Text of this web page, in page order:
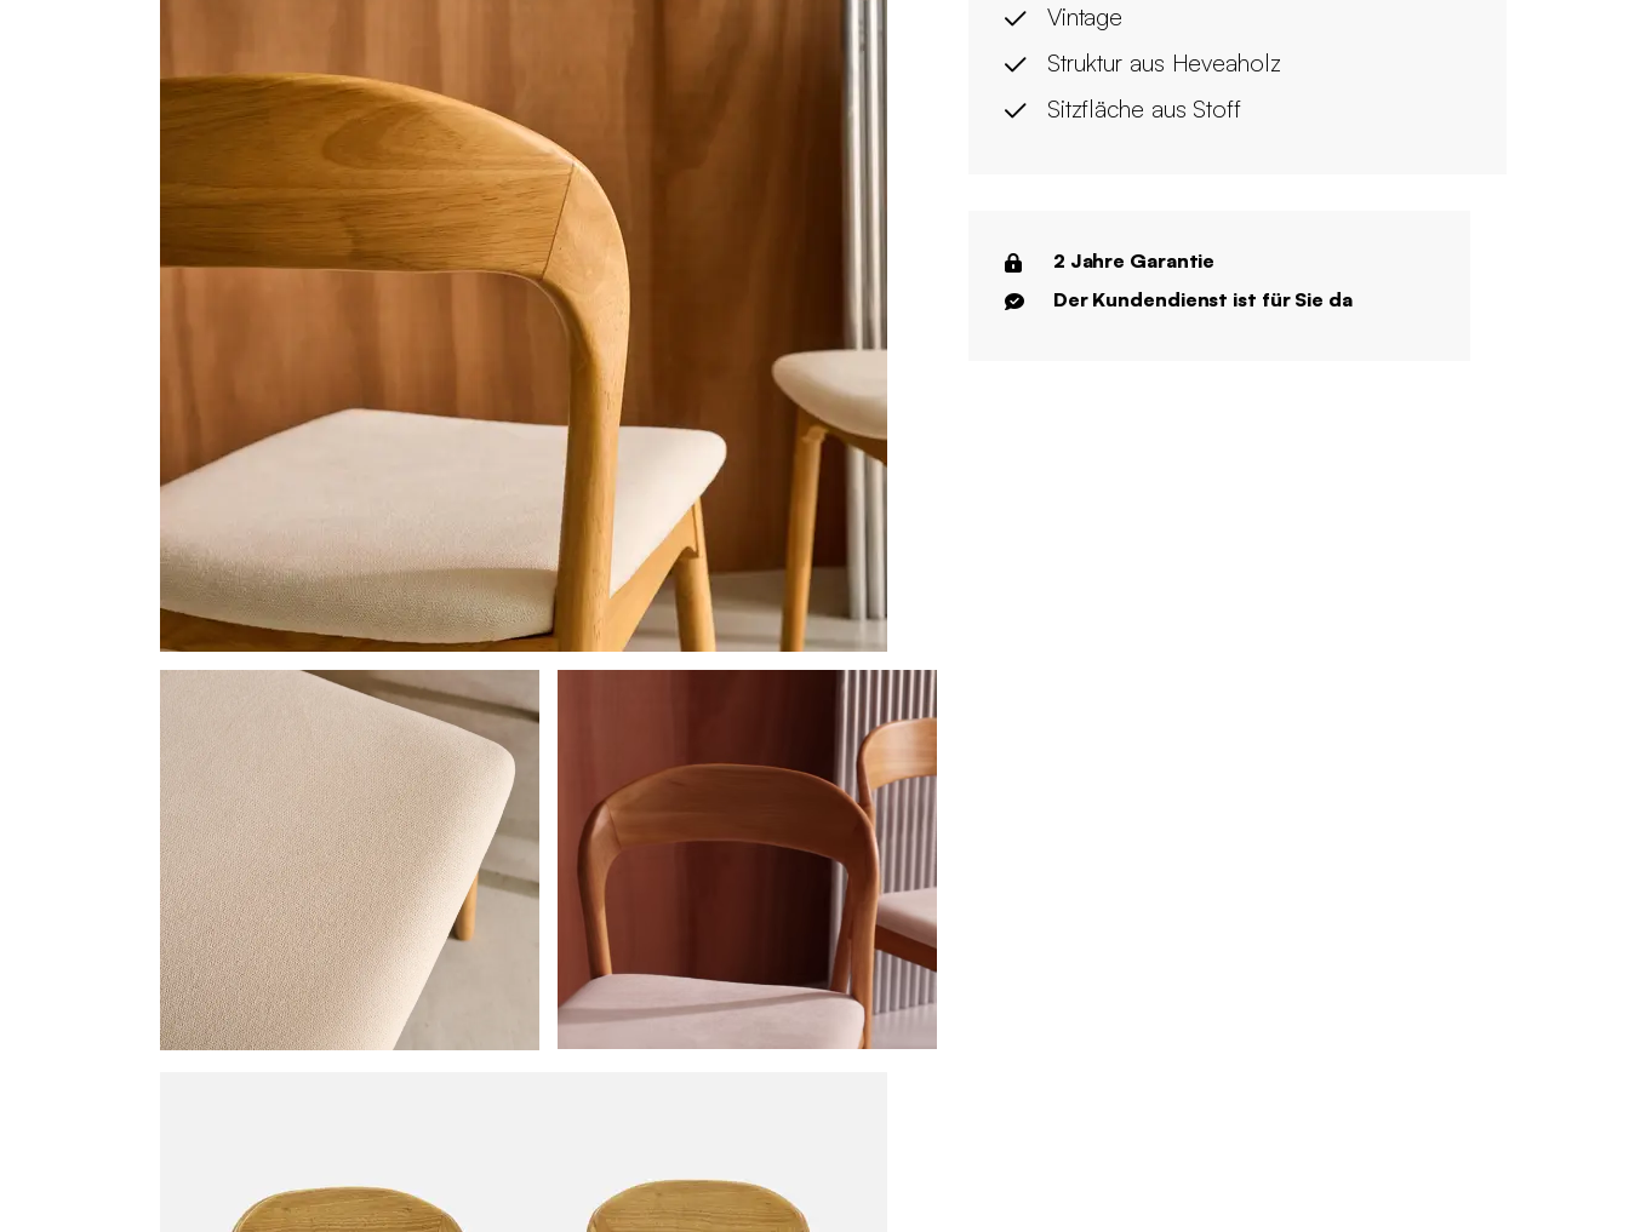
Vintage
Struktur aus Heveaholz
Sitzfläche aus Stoff
2 Jahre Garantie
Der Kundendienst ist für Sie da